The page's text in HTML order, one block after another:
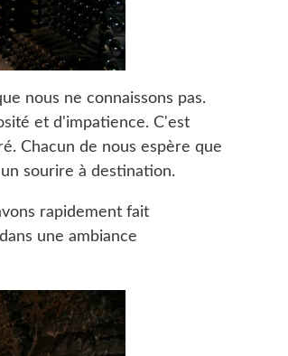
nous ne connaissons pas.
et d'impatience. C'est
Chacun de nous espère que
sourire à destination.
rapidement fait
une ambiance